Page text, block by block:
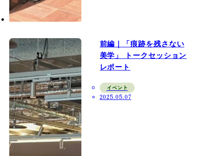
前編｜「痕跡を残さない
美学」 トークセッション
レポート
イベント
2025.05.07